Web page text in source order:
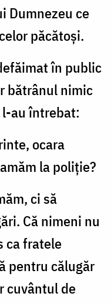
Dumnezeu ce
păcătoşi.
în public
bătrânul nimic
au întrebat:
ocara
la poliţie?
ci să
Că nimeni nu
ca fratele
pentru călugăr
cuvântul de